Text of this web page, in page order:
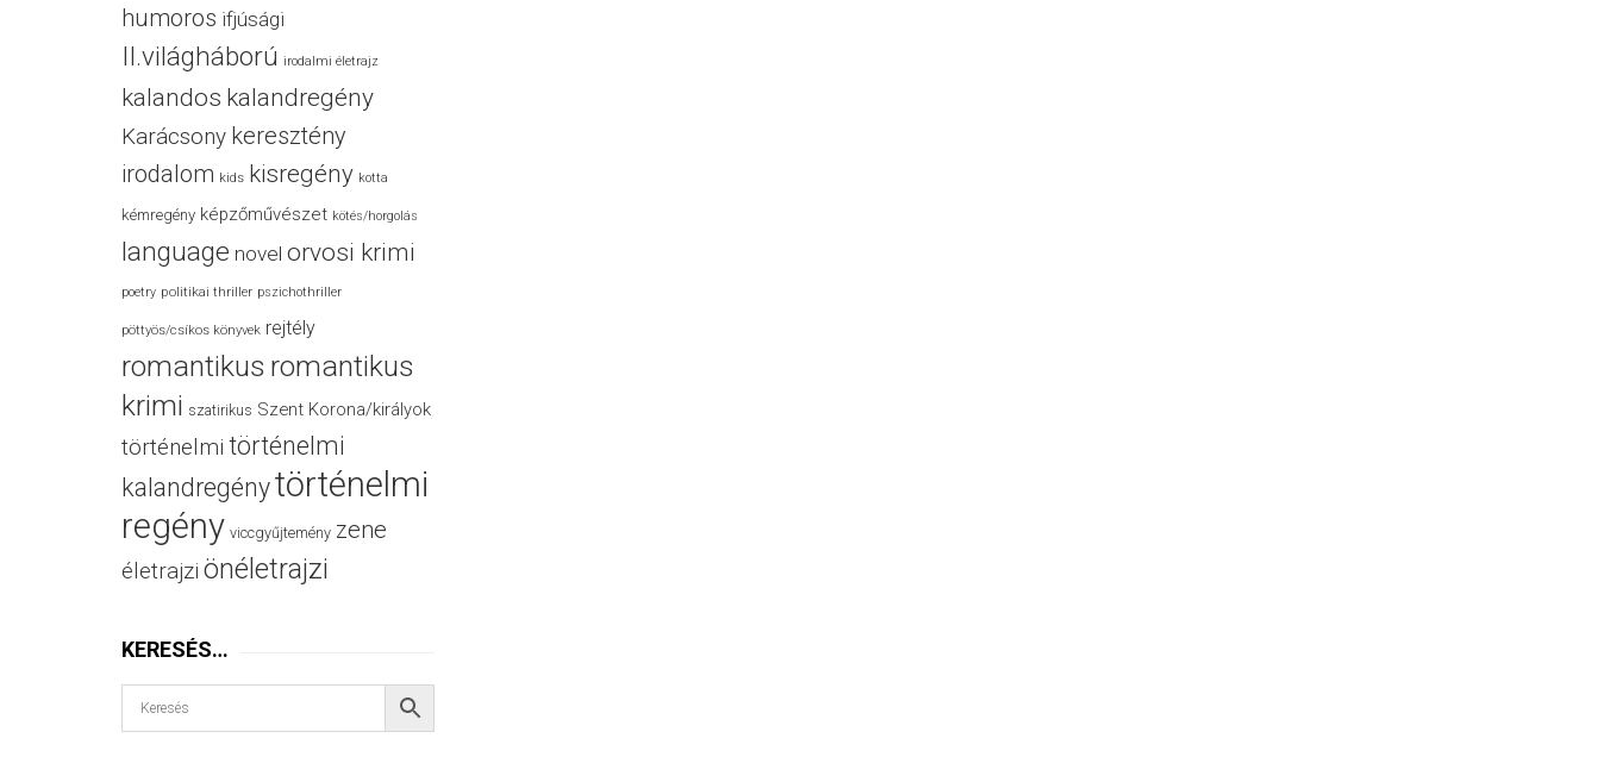
humoros ifjúsági
II.világháború irodalmi életrajz
kalandos kalandregény
Karácsony keresztény
irodalom kids kisregény kotta
kémregény képzőművészet kötés/horgolás
language novel orvosi krimi
poetry politikai thriller pszichothriller
pöttyös/csíkos könyvek rejtély
romantikus romantikus
krimi szatirikus Szent Korona/királyok
történelmi történelmi
kalandregénytörténelmi
regény viccgyűjtemény zene
életrajzi önéletrajzi
KERESÉS…